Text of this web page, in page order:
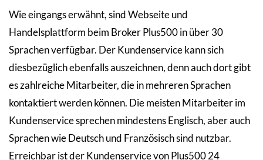
Wie eingangs erwähnt, sind Webseite und
Handelsplattform beim Broker Plus500 in über 30
Sprachen verfügbar. Der Kundenservice kann sich
diesbezüglich ebenfalls auszeichnen, denn auch dort gibt
es zahlreiche Mitarbeiter, die in mehreren Sprachen
kontaktiert werden können. Die meisten Mitarbeiter im
Kundenservice sprechen mindestens Englisch, aber auch
Sprachen wie Deutsch und Französisch sind nutzbar.
Erreichbar ist der Kundenservice von Plus500 24